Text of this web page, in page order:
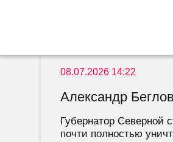
08.07.2026 14:22
Александр
Губернатор Северной
почти полностью